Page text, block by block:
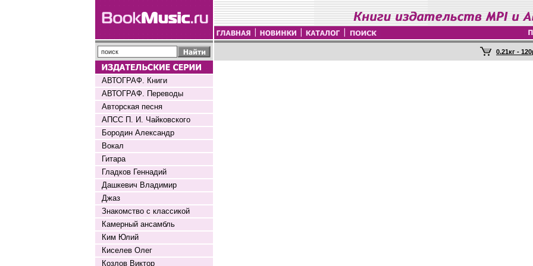
АВТОГРАФ. Книги
АВТОГРАФ. Переводы
Авторская песня
АПСС П. И. Чайковского
Бородин Александр
Вокал
Гитара
Гладков Геннадий
Дашкевич Владимир
Джаз
Знакомство с классикой
Камерный ансамбль
Ким Юлий
Киселев Олег
Козлов Виктор